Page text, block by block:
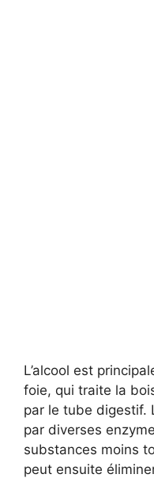
L’alcool est
foie, qui traite la
par le tube digestif.
par diverses
substances moins
peut ensuite